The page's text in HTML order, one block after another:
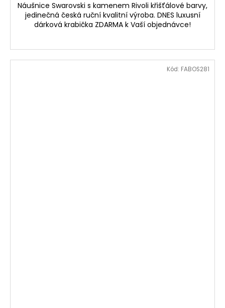
Náušnice Swarovski s kamenem Rivoli křišťálové barvy,
jedinečná česká ruční kvalitní výroba. DNES luxusní
dárková krabička ZDARMA k Vaší objednávce!
Kód: FABOS281